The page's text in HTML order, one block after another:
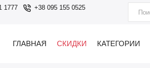
1777
+38 095 155 0525
ГЛАВНАЯ СКИДКИ КАТЕГОРИИ